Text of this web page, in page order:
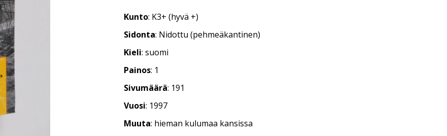
Kunto: K3+ (hyvä +)
Sidonta: Nidottu (pehmeäkantinen)
Kieli: suomi
Painos: 1
Sivumäärä: 191
Vuosi: 1997
Muuta: hieman kulumaa kansissa